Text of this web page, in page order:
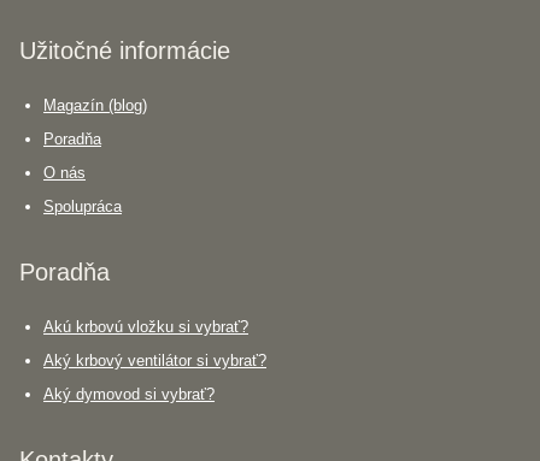
Užitočné informácie
Magazín (blog)
Poradňa
O nás
Spolupráca
Poradňa
Akú krbovú vložku si vybrať?
Aký krbový ventilátor si vybrať?
Aký dymovod si vybrať?